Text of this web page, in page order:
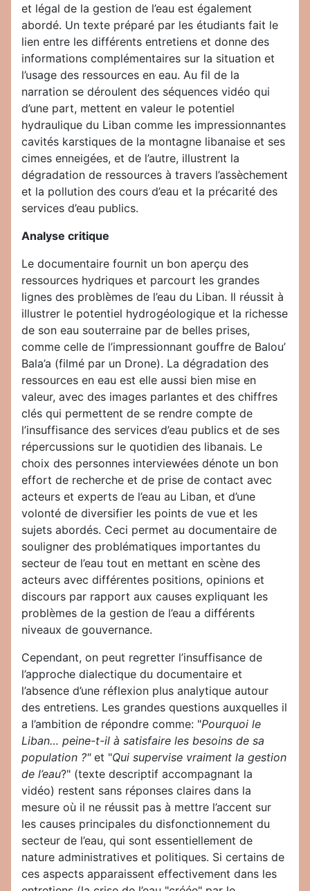
et légal de la gestion de l’eau est également
abordé. Un texte préparé par les étudiants fait le
lien entre les différents entretiens et donne des
informations complémentaires sur la situation et
l’usage des ressources en eau. Au fil de la
narration se déroulent des séquences vidéo qui
d’une part, mettent en valeur le potentiel
hydraulique du Liban comme les impressionnantes
cavités karstiques de la montagne libanaise et ses
cimes enneigées, et de l’autre, illustrent la
dégradation de ressources à travers l’assèchement
et la pollution des cours d’eau et la précarité des
services d’eau publics.
Analyse critique
Le documentaire fournit un bon aperçu des
ressources hydriques et parcourt les grandes
lignes des problèmes de l’eau du Liban. Il réussit à
illustrer le potentiel hydrogéologique et la richesse
de son eau souterraine par de belles prises,
comme celle de l’impressionnant gouffre de Balou’
Bala’a (filmé par un Drone). La dégradation des
ressources en eau est elle aussi bien mise en
valeur, avec des images parlantes et des chiffres
clés qui permettent de se rendre compte de
l’insuffisance des services d’eau publics et de ses
répercussions sur le quotidien des libanais. Le
choix des personnes interviewées dénote un bon
effort de recherche et de prise de contact avec
acteurs et experts de l’eau au Liban, et d’une
volonté de diversifier les points de vue et les
sujets abordés. Ceci permet au documentaire de
souligner des problématiques importantes du
secteur de l’eau tout en mettant en scène des
acteurs avec différentes positions, opinions et
discours par rapport aux causes expliquant les
problèmes de la gestion de l’eau a différents
niveaux de gouvernance.
Cependant, on peut regretter l’insuffisance de
l’approche dialectique du documentaire et
l’absence d’une réflexion plus analytique autour
des entretiens. Les grandes questions auxquelles il
a l’ambition de répondre comme: "Pourquoi le
Liban… peine-t-il à satisfaire les besoins de sa
population ?"et "Qui supervise vraiment la gestion
de l’eau?" (texte descriptif accompagnant la
vidéo) restent sans réponses claires dans la
mesure où il ne réussit pas à mettre l’accent sur
les causes principales du disfonctionnement du
secteur de l’eau, qui sont essentiellement de
nature administratives et politiques. Si certains de
ces aspects apparaissent effectivement dans les